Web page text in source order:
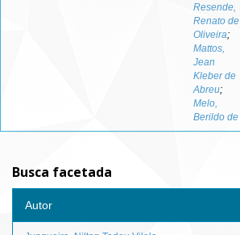
Resende,
Renato de
Oliveira;
Mattos,
Jean
Kleber de
Abreu;
Melo,
Berildo de
Busca facetada
Autor